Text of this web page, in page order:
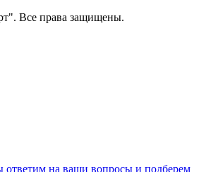
Все права защищены.
на ваши вопросы и подберем